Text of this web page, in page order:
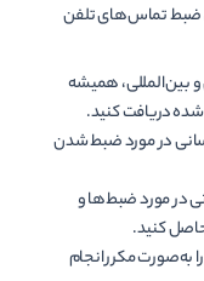
ضبط تماس‌­های تلفن
بین‌­المللی، همیشه
دریافت کنید.
در مورد ضبط شدن
در مورد ضبط‌ها و
کنید.
به‌صورت مکرر انجام